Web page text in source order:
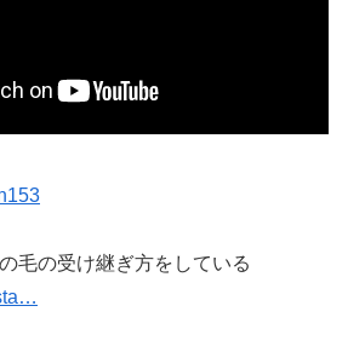
毛の受け継ぎ方をしている